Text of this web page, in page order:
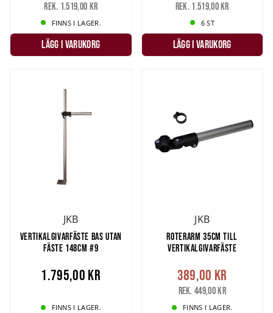
Rek. 1.519,00 kr
FINNS I LAGER.
LÄGG I VARUKORG
Rek. 1.519,00 kr
6 ST
LÄGG I VARUKORG
JKB
VERTIKALGIVARFÄSTE BAS UTAN
FÄSTE 148CM #9
1.795,00 kr
FINNS I LAGER.
JKB
ROTERARM 35CM TILL
VERTIKALGIVARFÄSTE
389,00 kr
Rek. 449,00 kr
FINNS I LAGER.